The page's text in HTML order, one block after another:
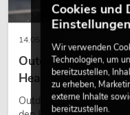
14.05.2026
Outdoor Moving-
Heads bei Events
Outdoor Moving-Heads
Cookies und
Einstellungen
Wir verwenden
Technologien, um
bereitzustellen,
zu erheben,
externe Inhalte
bereitzustellen.